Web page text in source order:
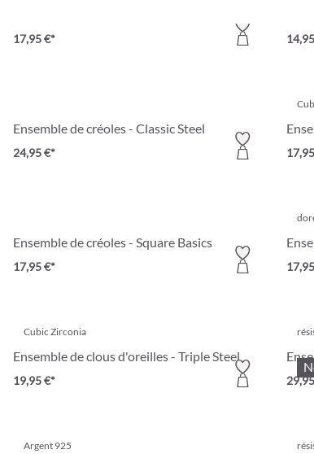
17,95 €*
Ensemble de créoles - Classic Steel
24,95 €*
Ensemble de créoles - Square Basics
17,95 €*
Cubic Zirconia
Ensemble de clous d'oreilles - Triple Steel
19,95 €*
Argent 925